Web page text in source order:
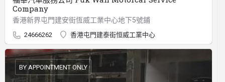
Company
香港新界屯門建安街恆威工業中心地下5號鋪
24666262 香港屯門建泰街恒威工業中心
BY APPOINTMENT ONLY